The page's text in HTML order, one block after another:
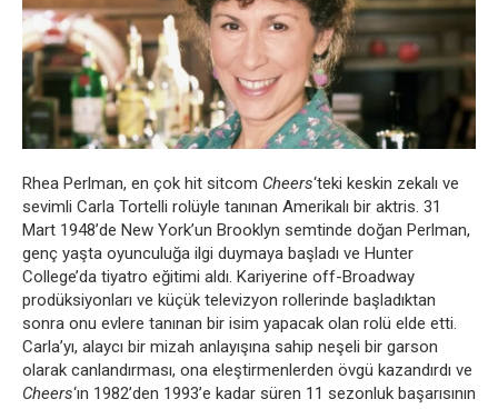
Rhea Perlman, en çok hit sitcom Cheers‘teki keskin zekalı ve
sevimli Carla Tortelli rolüyle tanınan Amerikalı bir aktris. 31
Mart 1948’de New York’un Brooklyn semtinde doğan Perlman,
genç yaşta oyunculuğa ilgi duymaya başladı ve Hunter
College’da tiyatro eğitimi aldı. Kariyerine off-Broadway
prodüksiyonları ve küçük televizyon rollerinde başladıktan
sonra onu evlere tanınan bir isim yapacak olan rolü elde etti.
Carla’yı, alaycı bir mizah anlayışına sahip neşeli bir garson
olarak canlandırması, ona eleştirmenlerden övgü kazandırdı ve
Cheers‘ın 1982’den 1993’e kadar süren 11 sezonluk başarısının